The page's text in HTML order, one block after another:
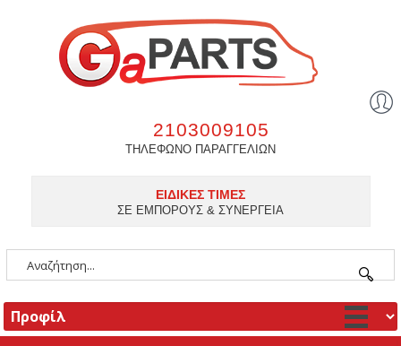
2103009105
ΤΗΛΕΦΩΝΟ ΠΑΡΑΓΓΕΛΙΩΝ
ΕΙΔΙΚΕΣ ΤΙΜΕΣ
ΣΕ ΕΜΠΟΡΟΥΣ & ΣΥΝΕΡΓΕΙΑ